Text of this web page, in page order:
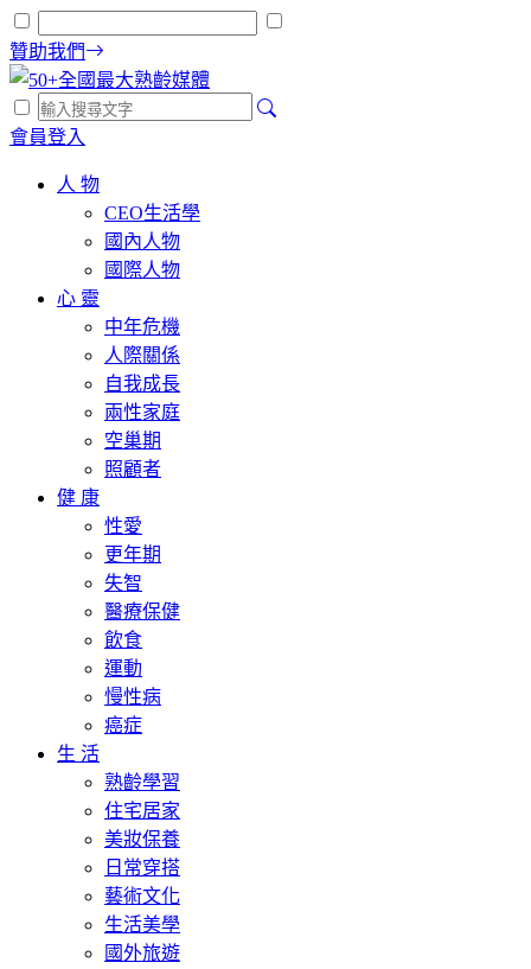
贊助我們
會員登入
人 物
CEO生活學
國內人物
國際人物
心 靈
中年危機
人際關係
自我成長
兩性家庭
空巢期
照顧者
健 康
性愛
更年期
失智
醫療保健
飲食
運動
慢性病
癌症
生 活
熟齡學習
住宅居家
美妝保養
日常穿搭
藝術文化
生活美學
國外旅遊